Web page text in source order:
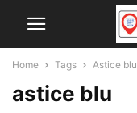
Home Tags Astice blu
astice blu